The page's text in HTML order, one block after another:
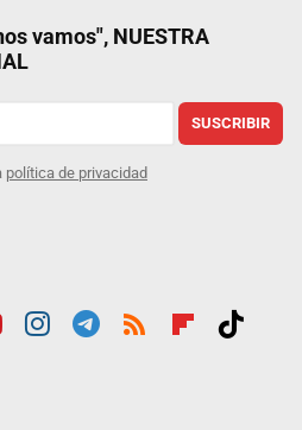
vamos", NUESTRA
SUSCRIBIR
política de privacidad